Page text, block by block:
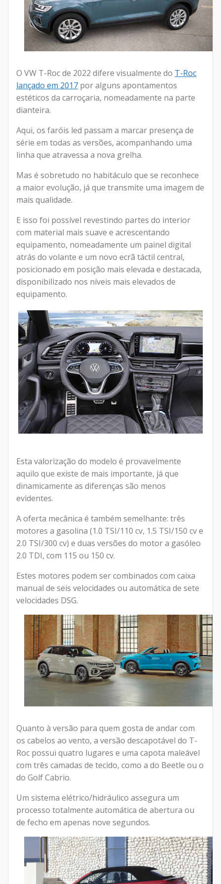
O VW T-Roc de 2022 difere visualmente do T-Roc
lançado em 2017 por alguns apontamentos
estéticos da carroçaria, nomeadamente na parte
dianteira.
Aqui, os faróis led passam a marcar presença de
série em todas as versões, acompanhando uma
linha que atravessa a nova grelha.
Mas é sobretudo no habitáculo que se reconhece
a maior evolução, já que transmite uma imagem de
mais qualidade.
E isso foi possível revestindo partes do interior
com material mais suave e acrescentando
equipamento, nomeadamente um painel digital
atrás do volante e um novo ecrã táctil central,
posicionado em posição mais elevada e destacada,
disponibilizado nos níveis mais elevados de
equipamento.
Esta valorização do modelo é provavelmente
aquilo que existe de mais importante, já que
dinamicamente as diferenças são menos
evidentes.
A oferta mecânica é também semelhante: três
motores a gasolina (1.0 TSI/110 cv, 1.5 TSI/150 cv e
2.0 TSI/300 cv) e duas versões do motor a gasóleo
2.0 TDI, com 115 ou 150 cv.
Estes motores podem ser combinados com caixa
manual de seis velocidades ou automática de sete
velocidades DSG.
Quanto à versão para quem gosta de andar com
os cabelos ao vento, a versão descapotável do T-
Roc possui quatro lugares e uma capota maleável
com três camadas de tecido, como a do Beetle ou o
do Golf Cabrio.
Um sistema elétrico/hidráulico assegura um
processo totalmente automática de abertura ou
de fecho em apenas nove segundos.